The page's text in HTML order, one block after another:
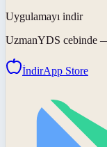
Uygulamayı indir
UzmanYDS cebinde
İndirApp Store